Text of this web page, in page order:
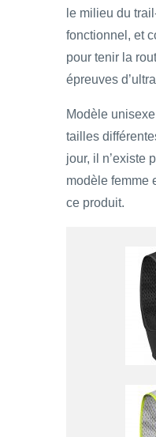
le milieu du
fonctionnel, et
pour tenir la
épreuves
Modèle
tailles
jour, il n’existe
modèle femme
ce produit.